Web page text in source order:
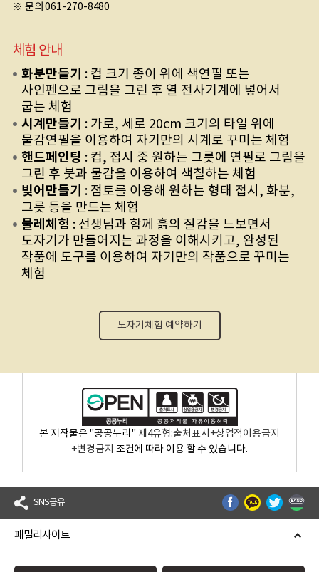
※ 문의 061-270-8480
체험 안내
화분만들기 : 컵 크기 종이 위에 색연필 또는
사인펜으로 그림을 그린 후 열 전사기계에 넣어서
굽는 체험
시계만들기 : 가로, 세로 20cm 크기의 타일 위에
물감연필을 이용하여 자기만의 시계로 꾸미는 체험
핸드페인팅 : 컵, 접시 중 원하는 그릇에 연필로 그림을
그린 후 붓과 물감을 이용하여 색칠하는 체험
빚어만들기 : 점토를 이용해 원하는 형태 접시, 화분,
그릇 등을 만드는 체험
물레체험 : 선생님과 함께 흙의 질감을 느보면서
도자기가 만들어지는 과정을 이해시키고, 완성된
작품에 도구를 이용하여 자기만의 작품으로 꾸미는
체험
도자기체험 예약하기
본 저작물은 "공공누리" 제4유형:출처표시+상업적이용금지
+변경금지 조건에 따라 이용 할 수 있습니다.
SNS공유
패밀리사이트